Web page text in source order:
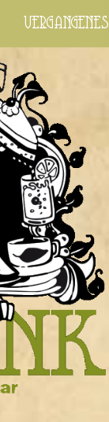
vergangenes